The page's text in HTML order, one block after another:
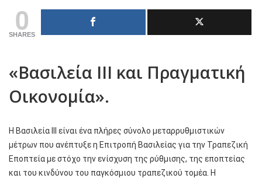
0
SHARES
«Βασιλεία ΙΙΙ και Πραγματική
Οικονομία».
Η Βασιλεία ΙΙΙ είναι ένα πλήρες σύνολο μεταρρυθμιστικών
μέτρων που ανέπτυξε η Επιτροπή Βασιλείας για την Τραπεζική
Εποπτεία με στόχο την ενίσχυση της ρύθμισης, της εποπτείας
και του κινδύνου του παγκόσμιου τραπεζικού τομέα. Η